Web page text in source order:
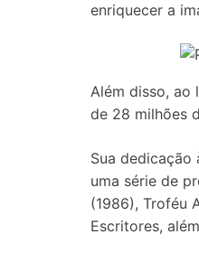
enriquecer a
Além disso, ao
de 28 milhões
Sua dedicação
uma série de
(1986), Troféu
Escritores,